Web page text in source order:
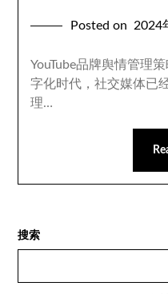
Posted on 2024
YouTube品牌舆情管理
字化时代，社交媒体已
理…
搜索